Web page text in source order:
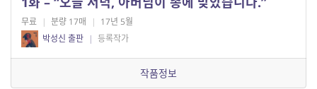
무료 | 분량 17매 | 17년 5월
박성신 출판 | 등록작가
작품정보